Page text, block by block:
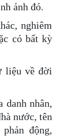
ảnh đó.
nghiêm
có bất kỳ
liệu về đời
danh nhân,
nước, tên
động,